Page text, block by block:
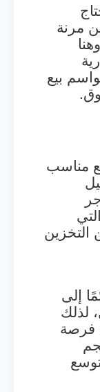
مرنة
بيع
مناسب
التخزين
إلى
لذلك
فرصة